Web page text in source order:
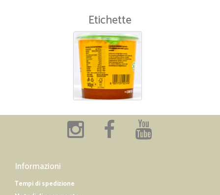
Etichette
Informazioni
Tempi di spedizione